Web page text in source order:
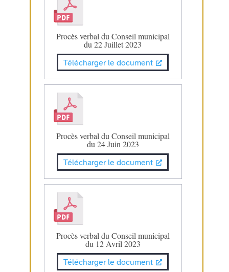
Procès verbal du Conseil municipal
du 22 Juillet 2023
Télécharger le document
Procès verbal du Conseil municipal
du 24 Juin 2023
Télécharger le document
Procès verbal du Conseil municipal
du 12 Avril 2023
Télécharger le document